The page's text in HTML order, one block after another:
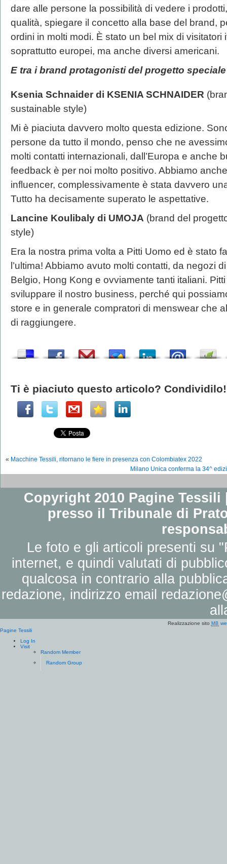
dare alle persone la possibilità di vedere i
qualità, spiegare il concetto alla base del brand,
ordini in molti modi. È stato un bel mix di visitatori
soprattutto europei, ma anche diversi americani.
E tra i brand protagonisti del progetto
Ksenia Schnaider di KSENIA SCHNAIDER
sustainable style)
Mi è piaciuta davvero molto questa edizione.
persone da tutto il mondo, penso che ne
molti contatti internazionali, dall’Europa e anche
feedback è per noi molto positivo. Abbiamo
influencer, complessivamente è stata davvero
Tutto ha decisamente superato le aspettative.
Lancine Koulibaly di UMOJA (brand del
style)
Era la nostra prima volta a Pitti Uomo ed è stato
l’ultima! Abbiamo avuto molti contatti, da negozi
Belgio, Hong Kong e ovviamente tanti italiani.
sviluppare il nostro business, perché qui
store e in generale compratori di menswear che
di raggiungere.
Ti è piaciuto questo articolo? Condividilo!
« Macchine Tessili, ritornano le fiere in presenza con Colombiatex 2022
Milano Unica conferma la 34^
Copyright 2010 Pagine
presso il Tribunale di
Le foto e gli articoli presenti su
internet, e quindi valutati di
qualcosa in contrario alla
redazione, indirizzo email
Realizzazione sito MB
Pagine Tessili
Log In
Visit
Random Member
Random Group